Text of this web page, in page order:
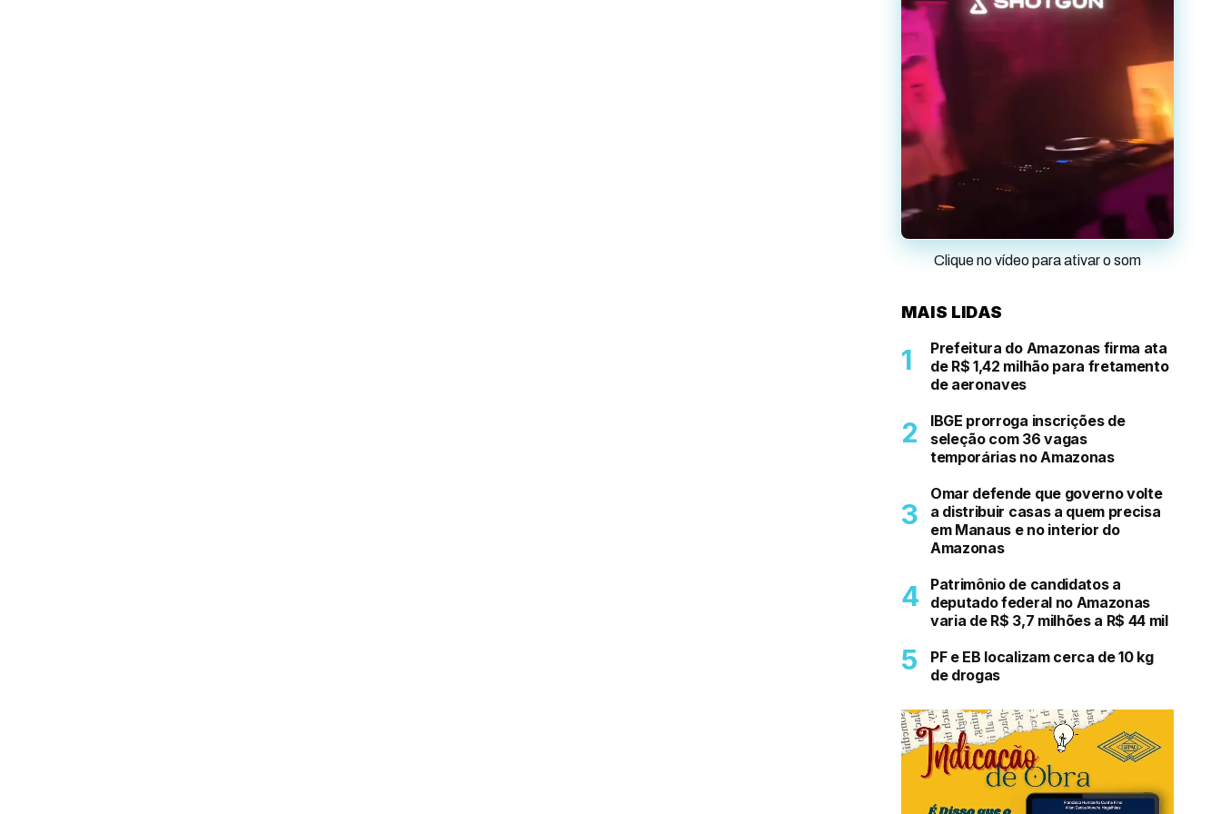
Clique no vídeo para ativar o som
MAIS LIDAS
Prefeitura do Amazonas firma ata
de R$ 1,42 milhão para fretamento
de aeronaves
IBGE prorroga inscrições de
seleção com 36 vagas
temporárias no Amazonas
Omar defende que governo volte
a distribuir casas a quem precisa
em Manaus e no interior do
Amazonas
Patrimônio de candidatos a
deputado federal no Amazonas
varia de R$ 3,7 milhões a R$ 44 mil
PF e EB localizam cerca de 10 kg
de drogas